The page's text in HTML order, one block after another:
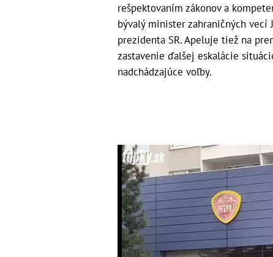
rešpektovaním zákonov a
bývalý minister zahraničných vecí
prezidenta SR. Apeluje tiež na
zastavenie ďalšej eskalácie
nadchádzajúce voľby.